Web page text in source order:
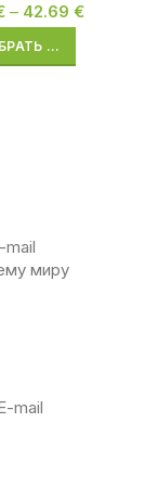
– 42.69 €
...
миру
mail